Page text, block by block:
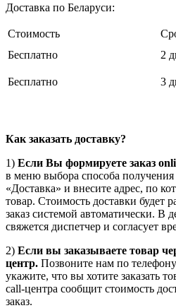
Доставка по Беларуси:
Стоимость
Бесплатно
2
Бесплатно 3
Как заказать доставку?
1) Если Вы формируете заказ
в меню выбора способа получения
«Доставка» и внесите адрес, по
товар. Стоимость доставки будет
заказ системой автоматически. В
свяжется диспетчер и согласует
2) Если вы заказываете товар
центр. Позвоните нам по
укажите, что вы хотите заказать
call-центра сообщит стоимость
заказ.